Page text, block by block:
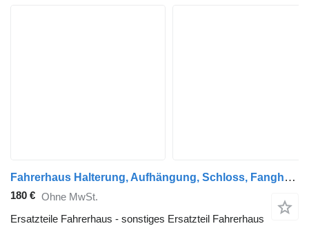
Fahrerhaus Halterung, Aufhängung, Schloss, Fanghaken, Aufnahme 6743170023 sonstiges Ersatzteil Fahrerhaus für Mercedes-Benz LK/LN2 814, 817, 1117, 1114 LKW
180 € Ohne MwSt.
Ersatzteile Fahrerhaus - sonstiges Ersatzteil Fahrerhaus